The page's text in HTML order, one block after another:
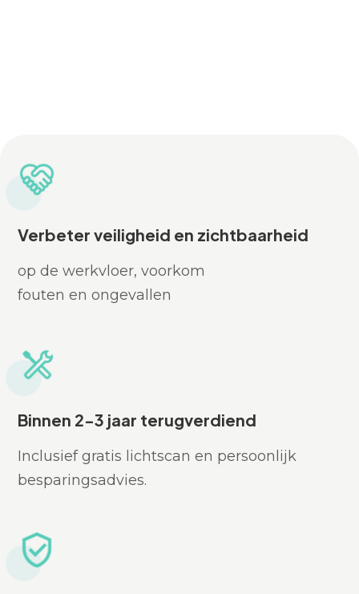
Verbeter veiligheid en zichtbaarheid
op de werkvloer, voorkom
fouten en ongevallen
Binnen 2-3 jaar terugverdiend
Inclusief gratis lichtscan en persoonlijk
besparingsadvies.